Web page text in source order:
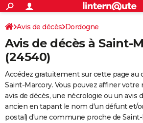
ACTUALITÉS
Politique
Société
Faits Divers
Education
Monde
Villes
+
SPORT
Coupe du monde 2026
Football
Tennis
Cyclisme
Rugby
Forum
FINANCE
Retraite
Impôts
Epargne
Immobilier
Risques naturels par ville
Banque
Assurance
Crédit
Essais
Réserver un essai
Citadines
Berlines
SUV
Forum auto
+
HIGH-TECH
Avis de décès Dordogne
Avis de décès à Saint-
(24540)
Accédez gratuitement sur cette page au
Saint-Marcory. Vous pouvez affiner
avis de décès, une nécrologie ou un avis
ancien en tapant le nom d'un défunt et/
postal) d'une commune proche de